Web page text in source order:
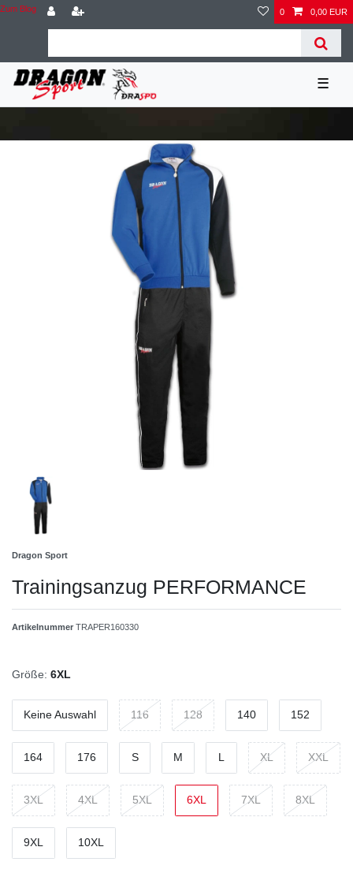
Zum Blog 0 0,00 EUR
☰
Dragon Sport
Trainingsanzug PERFORMANCE
Artikelnummer TRAPER160330
Größe: 6XL
Keine Auswahl 116 128 140 152
164 176 S M L XL XXL
3XL 4XL 5XL 6XL 7XL 8XL
9XL 10XL